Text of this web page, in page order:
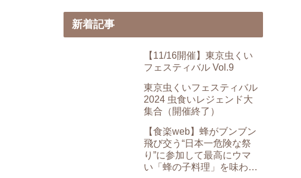
新着記事
【11/16開催】東京虫くい
フェスティバル Vol.9
東京虫くいフェスティバル
2024 虫食いレジェンド大
集合（開催終了）
【食楽web】蜂がブンブン
飛び交う“日本一危険な祭
り”に参加して最高にウマ
い「蜂の子料理」を味わっ